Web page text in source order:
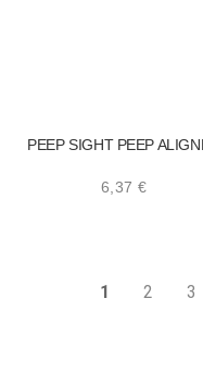
6,37 €
PEEP SIGHT PEEP
1 2 3